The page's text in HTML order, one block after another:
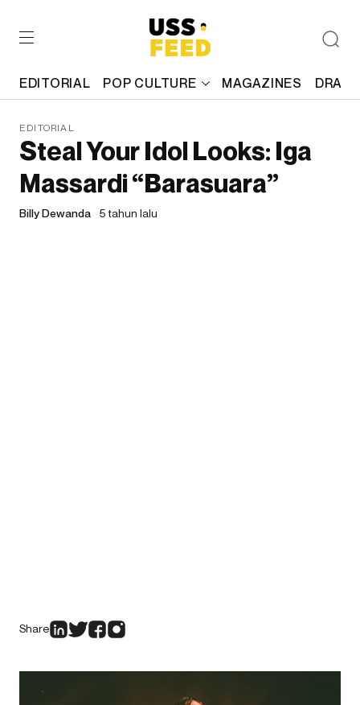
EDITORIAL POP CULTURE MAGAZINES
EDITORIAL
Steal Your Idol Looks: Iga
Massardi “Barasuara”
Billy Dewanda 5 tahun lalu
Share